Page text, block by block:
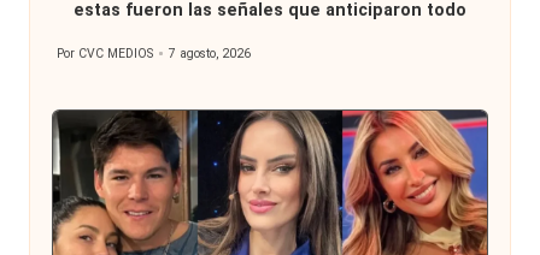
estas fueron las señales que anticiparon todo
Publicado
Por CVC MEDIOS 7 agosto, 2026